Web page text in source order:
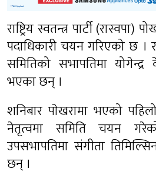
राष्ट्रिय स्वतन्त्र पार्टी
पदाधिकारी चयन गरिएको छ ।
समितिको सभापतिमा
भएका छन् ।
शनिबार पाेखरामा भएको
नेतृत्वमा समिति चयन
उपसभापतिमा संगीता
छन् ।